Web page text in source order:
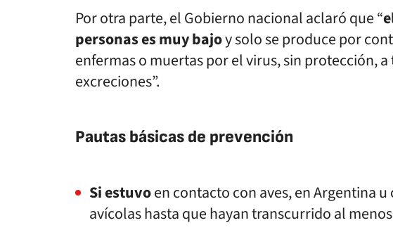
Por otra parte, el Gobierno nacional aclaró que “
personas es muy bajoy solo se produce por
enfermas o muertas por el virus, sin protección, a
excreciones”.
Pautas básicas de prevención
Si estuvoen contacto con aves, en Argentina
avícolas hasta que hayan transcurrido al